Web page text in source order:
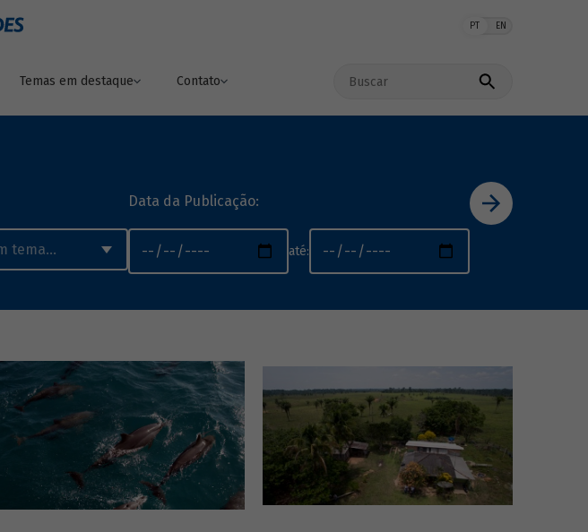
PT EN
Temas em destaque Contato
Data da Publicação:
até: